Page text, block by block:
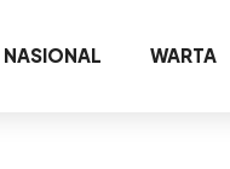
NASIONAL WARTA